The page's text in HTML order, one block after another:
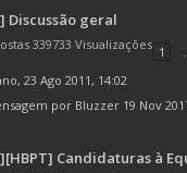
Discussão geral
339733 Visualizações 1
, 23 Ago 2011, 14:02
por Bluzzer 19 Nov
Candidaturas à